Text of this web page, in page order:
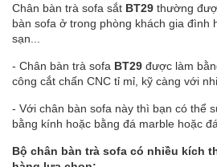
Chân bàn trà sofa sắt BT29 thường
bàn sofa ở trong phòng khách gia đình
sạn...
- Chân bàn trà sofa BT29 được làm
công cắt chấn CNC tỉ mỉ, kỹ càng với
- Với chân bàn sofa này thì bạn có thể
bằng kính hoặc bằng đá marble hoặc
Bộ chân bàn trà sofa có nhiều kích